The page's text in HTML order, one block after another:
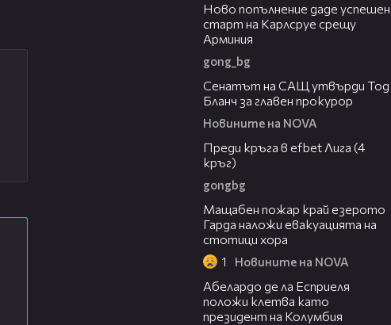
Ново попълнение даде успешен
старт на Карлсруе срещу
Арминия
gong_bg
Сенатът на САЩ утвърди Тод
Бланч за главен прокурор
Новините на NOVA
Преди кръга в efbet Лига (4
кръг)
gongbg
Мащабен пожар край езерото
Гарда наложи евакуацията на
стотици хора
1 Новините на NOVA
Абелардо де ла Есприеля
положи клетва като
президент на Колумбия